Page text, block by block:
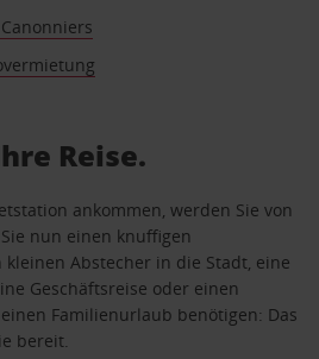
Reise.
ankommen, werden Sie von
nun einen knuffigen
Abstecher in die Stadt, eine
Geschäftsreise oder einen
Familienurlaub benötigen: Das
bereit.